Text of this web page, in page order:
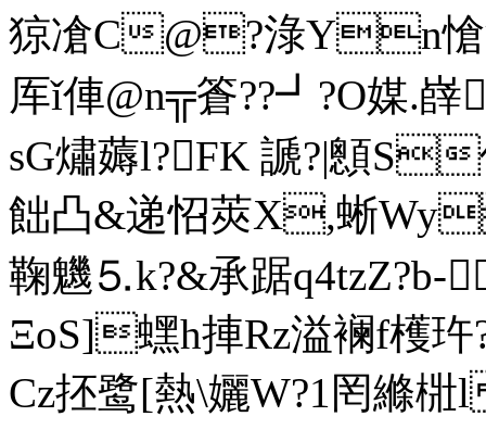
猄凔C@?淥Yn愴
厍ǐ俥@n╦篬??┛?O媒 .
sG熽薅l?FK 謕?|顖S
飿凸&递怊莢X,蜥
鞠魕⒌k?&承踞q4tzZ?b-
ΞoS]蟔h捙Rz溢 襕f檴
Cz抷鹭[熱\孋W?1罔縧